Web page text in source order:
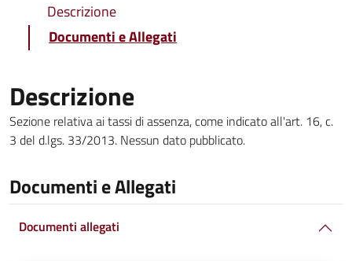
Descrizione
Documenti e Allegati
Descrizione
Sezione relativa ai tassi di assenza, come indicato all'art. 16, c.
3 del d.lgs. 33/2013. Nessun dato pubblicato.
Documenti e Allegati
Documenti allegati